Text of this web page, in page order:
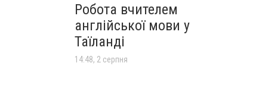
Робота вчителем
англійської мови у
Таїланді
14:48, 2 серпня